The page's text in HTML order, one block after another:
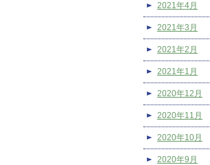
2021年4月
2021年3月
2021年2月
2021年1月
2020年12月
2020年11月
2020年10月
2020年9月